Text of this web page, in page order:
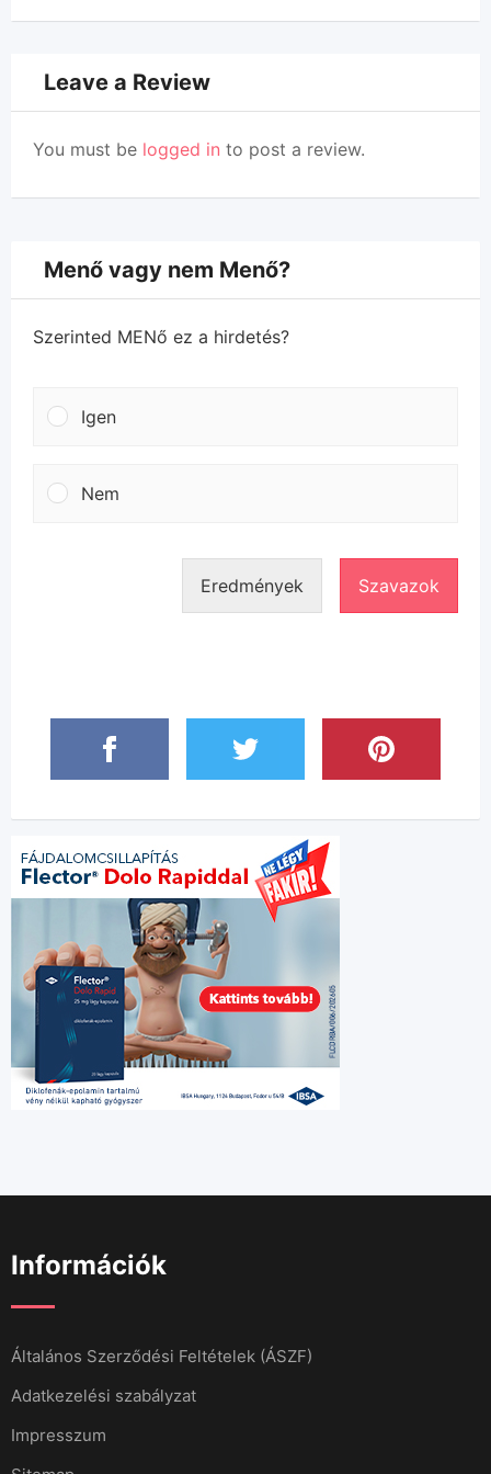
Leave a Review
You must be logged in to post a review.
Menő vagy nem Menő?
Szerinted MENő ez a hirdetés?
Igen
Nem
Eredmények Szavazok
Információk
Általános Szerződési Feltételek (ÁSZF)
Adatkezelési szabályzat
Impresszum